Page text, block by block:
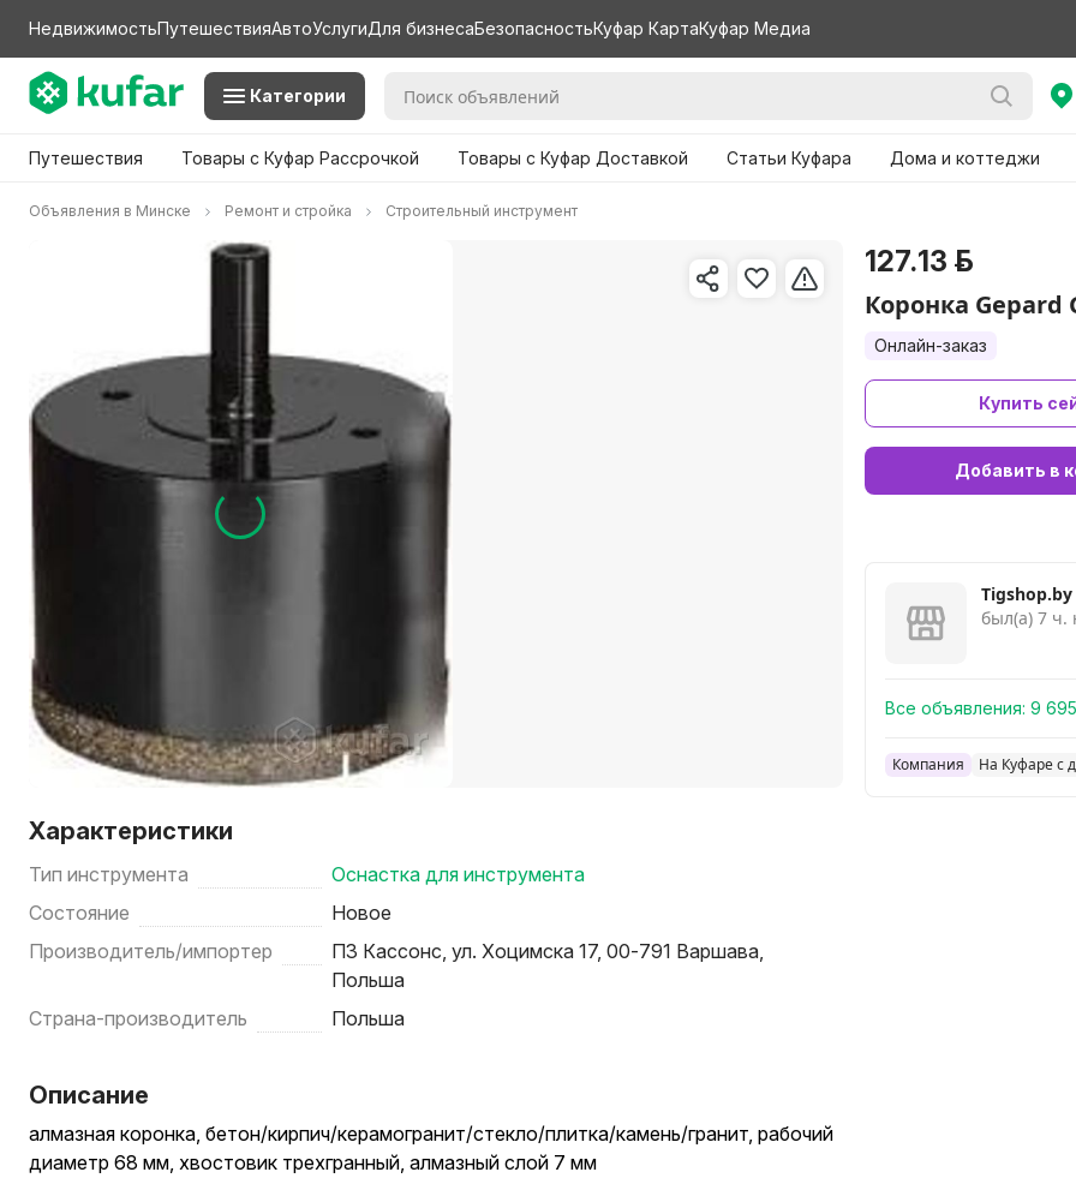
НедвижимостьПутешествияАвтоУслугиДля бизнесаБезопасностьКуфар КартаКуфар Медиа
Категории
Путешествия Товары с Куфар Рассрочкой Товары с Куфар Доставкой Статьи Куфара Дома и коттеджи
Объявления в Минске Ремонт и стройка Строительный инструмент
Характеристики
Тип инструмента
Оснастка для инструмента
Состояние
Новое
Производитель/импортер
ПЗ Кассонс, ул. Хоцимска 17, 00-791 Варшава,
Польша
Страна-производитель
Польша
Описание
алмазная коронка, бетон/кирпич/керамогранит/стекло/плитка/камень/гранит, рабочий
диаметр 68 мм, хвостовик трехгранный, алмазный слой 7 мм
127.13 р.
Коронка Gepard
Онлайн-заказ
Купить
Добавить в
Tigshop.by
был(а) 7 ч.
Все объявления: 9 695
Компания На Куфаре с